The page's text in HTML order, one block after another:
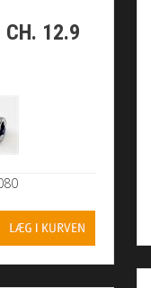
CH. 12.9